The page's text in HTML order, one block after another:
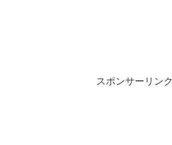
スポンサーリンク